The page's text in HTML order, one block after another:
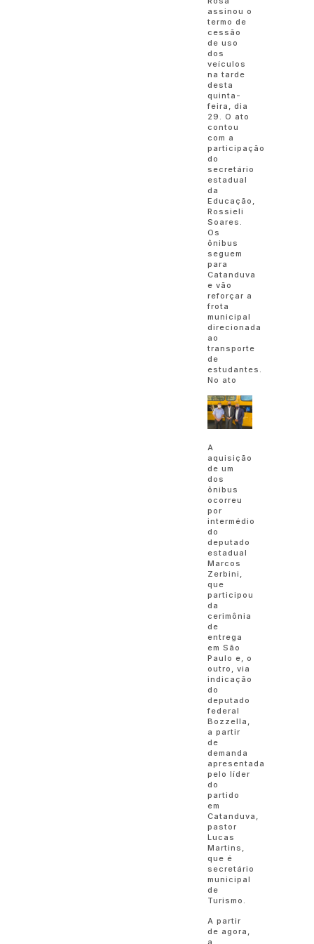
assinou o
termo de
cessão
de uso
dos
veículos
na tarde
desta
quinta-
feira, dia
29. O ato
contou
com a
participação
do
secretário
estadual
da
Educação,
Rossieli
Soares.
Os
ônibus
seguem
para
Catanduva
e vão
reforçar a
frota
municipal
direcionada
ao
transporte
de
estudantes.
No ato
A
aquisição
de um
dos
ônibus
ocorreu
por
intermédio
do
deputado
estadual
Marcos
Zerbini,
que
participou
da
cerimônia
de
entrega
em São
Paulo e, o
outro, via
indicação
do
deputado
federal
Bozzella,
a partir
de
demanda
apresentada
pelo líder
do
partido
em
Catanduva,
pastor
Lucas
Martins,
que é
secretário
municipal
de
Turismo.
A partir
de agora,